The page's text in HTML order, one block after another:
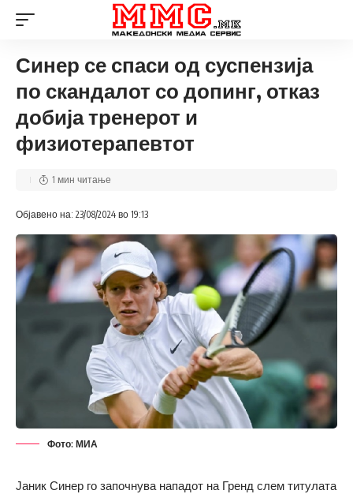
Синер се спаси од суспензија
по скандалот со допинг, отказ
добија тренерот и
физиотерапевтот
Објавено на: 23/08/2024 во 19:13
1 мин читање
Фото: МИА
Јаник Синер го започнува нападот на Гренд слем титулата